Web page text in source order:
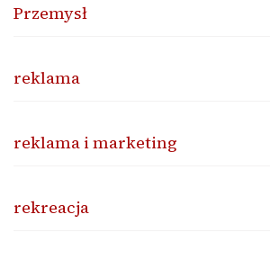
Przemysł
reklama
reklama i marketing
rekreacja